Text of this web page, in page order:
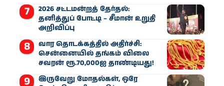
2026 சட்டமன்றத் தேர்தல்:
தனித்துப் போட்டி – சீமான் உறுதி
அறிவிப்பு
வார தொடக்கத்தில் அதிர்ச்சி:
சென்னையில் தங்கம் விலை
சவரன் ரூ.70,000ஐ தாண்டியது!
இருவேறு மோதல்கள், ஒரே